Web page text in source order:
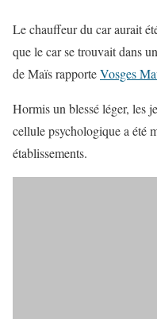
Le chauffeur du car aurait
que le car se trouvait dans
de Maïs rapporteVosges
Hormis un blessé léger, les
cellule psychologique a été
établissements.